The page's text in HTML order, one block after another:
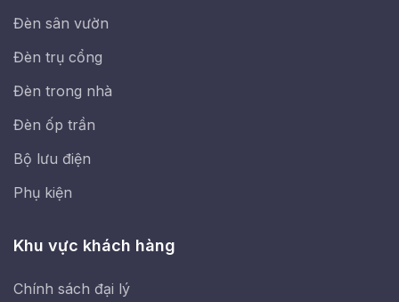
Đèn sân vườn
Đèn trụ cổng
Đèn trong nhà
Đèn ốp trần
Bộ lưu điện
Phụ kiện
Khu vực khách hàng
Chính sách đại lý